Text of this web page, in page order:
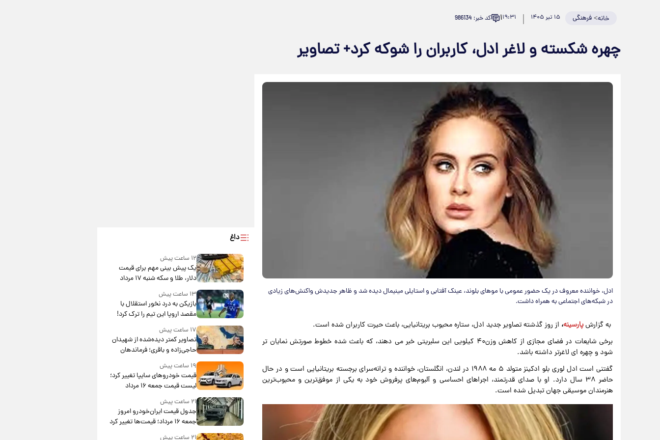
خانه>فرهنگی ۱۵ تیر ۱۴۰۵ ۱۹:۳۱۱ کد خبر: 986134
چهره شکسته و لاغر ادل، کاربران را شوکه کرد+ تصاویر
ادل، خواننده معروف در یک حضور عمومی با موهای بلوند، عینک آفتابی و استایلی مینیمال دیده شد و ظاهر جدیدش واکنش‌های زیادی
در شبکه‌های اجتماعی به همراه داشت.
به گزارشپارسینه، از روز گذشته تصاویر جدید ادل، ستاره محبوب بریتانیایی، باعث حیرت کاربران شده است.
برخی شایعات در فضای مجازی از کاهش وزن۴۰ کیلویی این سلبریتی خبر می دهند، که باعث شده خطوط صورتش نمایان تر
شود و چهره ای لاغرتر داشته باشد.
گفتنی است ادل لوری بلو ادکینز متولد ۵ مه ۱۹۸۸ در لندن، انگلستان، خواننده و ترانه‌سرای برجسته بریتانیایی است و در حال
حاضر ۳۸ سال دارد. او با صدای قدرتمند، اجراهای احساسی و آلبوم‌های پرفروش خود به یکی از موفق‌ترین و محبوب‌ترین
هنرمندان موسیقی جهان تبدیل شده است.
داغ
۱۲ ساعت پیش
یک پیش ‌بینی مهم برای قیمت
دلار، طلا و سکه شنبه ۱۷ مرداد
۱۴۰۵
۱۳ ساعت پیش
بازیکن به درد نخور استقلال با
مقصد اروپا این تیم را ترک کرد!
۱۷ ساعت پیش
تصاویر کمتر دیده‌شده از شهیدان
حاجی‌زاده و باقری؛ فرماندهان
شهید هوافضای ایران
۱۹ ساعت پیش
قیمت خودروهای سایپا تغییر کرد؛
لیست قیمت جمعه ۱۶ مرداد
منتشر شد
۲۱ ساعت پیش
جدول قیمت ایران‌خودرو امروز
جمعه ۱۶ مرداد؛ قیمت‌ها تغییر کرد
۲۱ ساعت پیش